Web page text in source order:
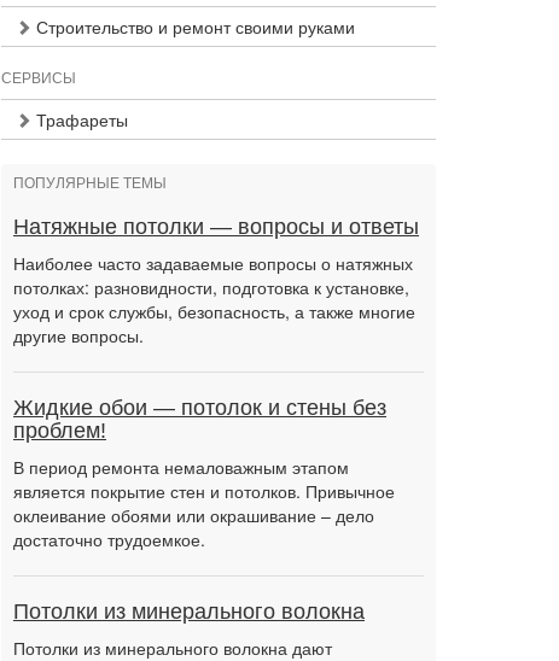
Строительство и ремонт своими руками
СЕРВИСЫ
Трафареты
ПОПУЛЯРНЫЕ ТЕМЫ
Натяжные потолки — вопросы и ответы
Наиболее часто задаваемые вопросы о натяжных
потолках: разновидности, подготовка к установке,
уход и срок службы, безопасность, а также многие
другие вопросы.
Жидкие обои — потолок и стены без
проблем!
В период ремонта немаловажным этапом
является покрытие стен и потолков. Привычное
оклеивание обоями или окрашивание – дело
достаточно трудоемкое.
Потолки из минерального волокна
Потолки из минерального волокна дают